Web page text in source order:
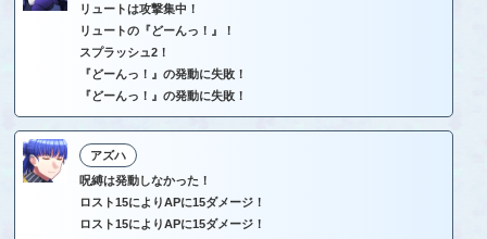
リュートは攻撃集中！
リュートの『どーんっ！』！
スプラッシュ2！
『どーんっ！』の発動に失敗！
『どーんっ！』の発動に失敗！
アズハ
呪縛は発動しなかった！
ロスト15によりAPに15ダメージ！
ロスト15によりAPに15ダメージ！